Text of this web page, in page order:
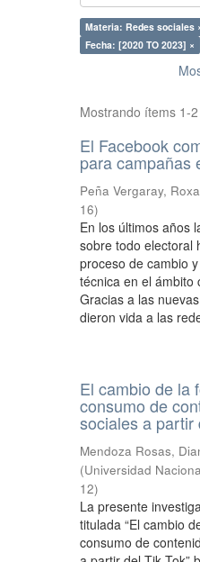
Materia: Redes sociales
Fecha: [2020 TO 2023] ×
Mostrando ítems 1-
El Facebook
para campañas
Peña Vergaray,
16)
En los últimos años
sobre todo electoral
proceso de cambio
técnica en el ámbito
Gracias a las
dieron vida a las
El cambio de la
consumo de
sociales a partir
Mendoza Rosas,
(Universidad
12)
La presente
titulada “El cambio
consumo de